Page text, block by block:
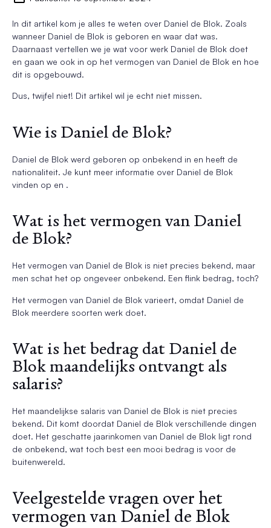
In dit artikel kom je alles te weten over Daniel de Blok. Zoals
wanneer Daniel de Blok is geboren en waar dat was.
Daarnaast vertellen we je wat voor werk Daniel de Blok doet
en gaan we ook in op het vermogen van Daniel de Blok en hoe
dit is opgebouwd.
Dus, twijfel niet! Dit artikel wil je echt niet missen.
Wie is Daniel de Blok?
Daniel de Blok werd geboren op onbekend in en heeft de
nationaliteit. Je kunt meer informatie over Daniel de Blok
vinden op en .
Wat is het vermogen van Daniel
de Blok?
Het vermogen van Daniel de Blok is niet precies bekend, maar
men schat het op ongeveer onbekend. Een flink bedrag, toch?
Het vermogen van Daniel de Blok varieert, omdat Daniel de
Blok meerdere soorten werk doet.
Wat is het bedrag dat Daniel de
Blok maandelijks ontvangt als
salaris?
Het maandelijkse salaris van Daniel de Blok is niet precies
bekend. Dit komt doordat Daniel de Blok verschillende dingen
doet. Het geschatte jaarinkomen van Daniel de Blok ligt rond
de onbekend, wat toch best een mooi bedrag is voor de
buitenwereld.
Veelgestelde vragen over het
vermogen van Daniel de Blok